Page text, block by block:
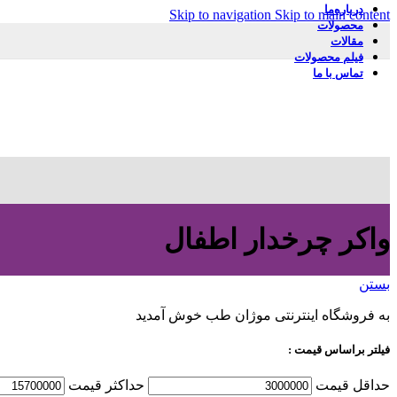
Skip to navigation Skip to main content
درباره‌ما
محصولات
مقالات
فیلم محصولات
تماس با ما
واکر چرخدار اطفال
بستن
به فروشگاه اینترنتی موژان طب خوش آمدید
فیلتر براساس قیمت :
حداقل قیمت حداكثر قيمت